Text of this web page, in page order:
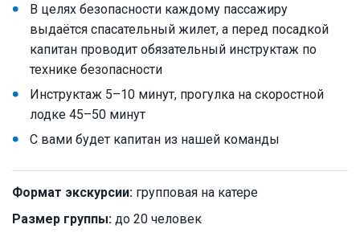
В целях безопасности каждому пассажиру
выдаётся спасательный жилет, а перед посадкой
капитан проводит обязательный инструктаж по
технике безопасности
Инструктаж 5–10 минут, прогулка на скоростной
лодке 45–50 минут
С вами будет капитан из нашей команды
Формат экскурсии: групповая на катере
Размер группы: до 20 человек